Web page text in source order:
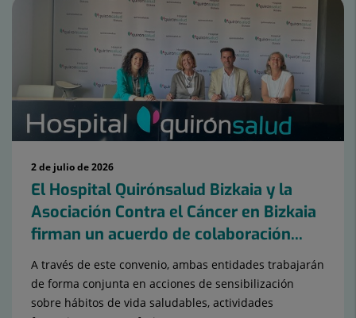
2 de julio de 2026
El Hospital Quirónsalud Bizkaia y la
Asociación Contra el Cáncer en Bizkaia
firman un acuerdo de colaboración...
A través de este convenio, ambas entidades trabajarán
de forma conjunta en acciones de sensibilización
sobre hábitos de vida saludables, actividades